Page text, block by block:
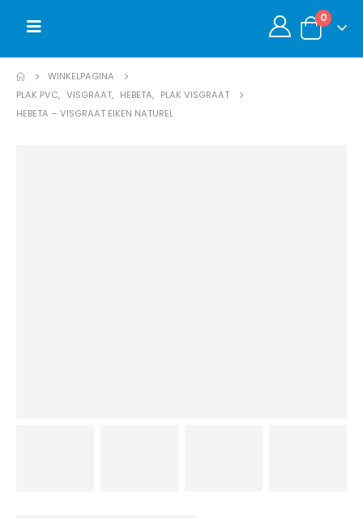
0
WINKELPAGINA
PLAK PVC, VISGRAAT, HEBETA, PLAK VISGRAAT
HEBETA – VISGRAAT EIKEN NATUREL